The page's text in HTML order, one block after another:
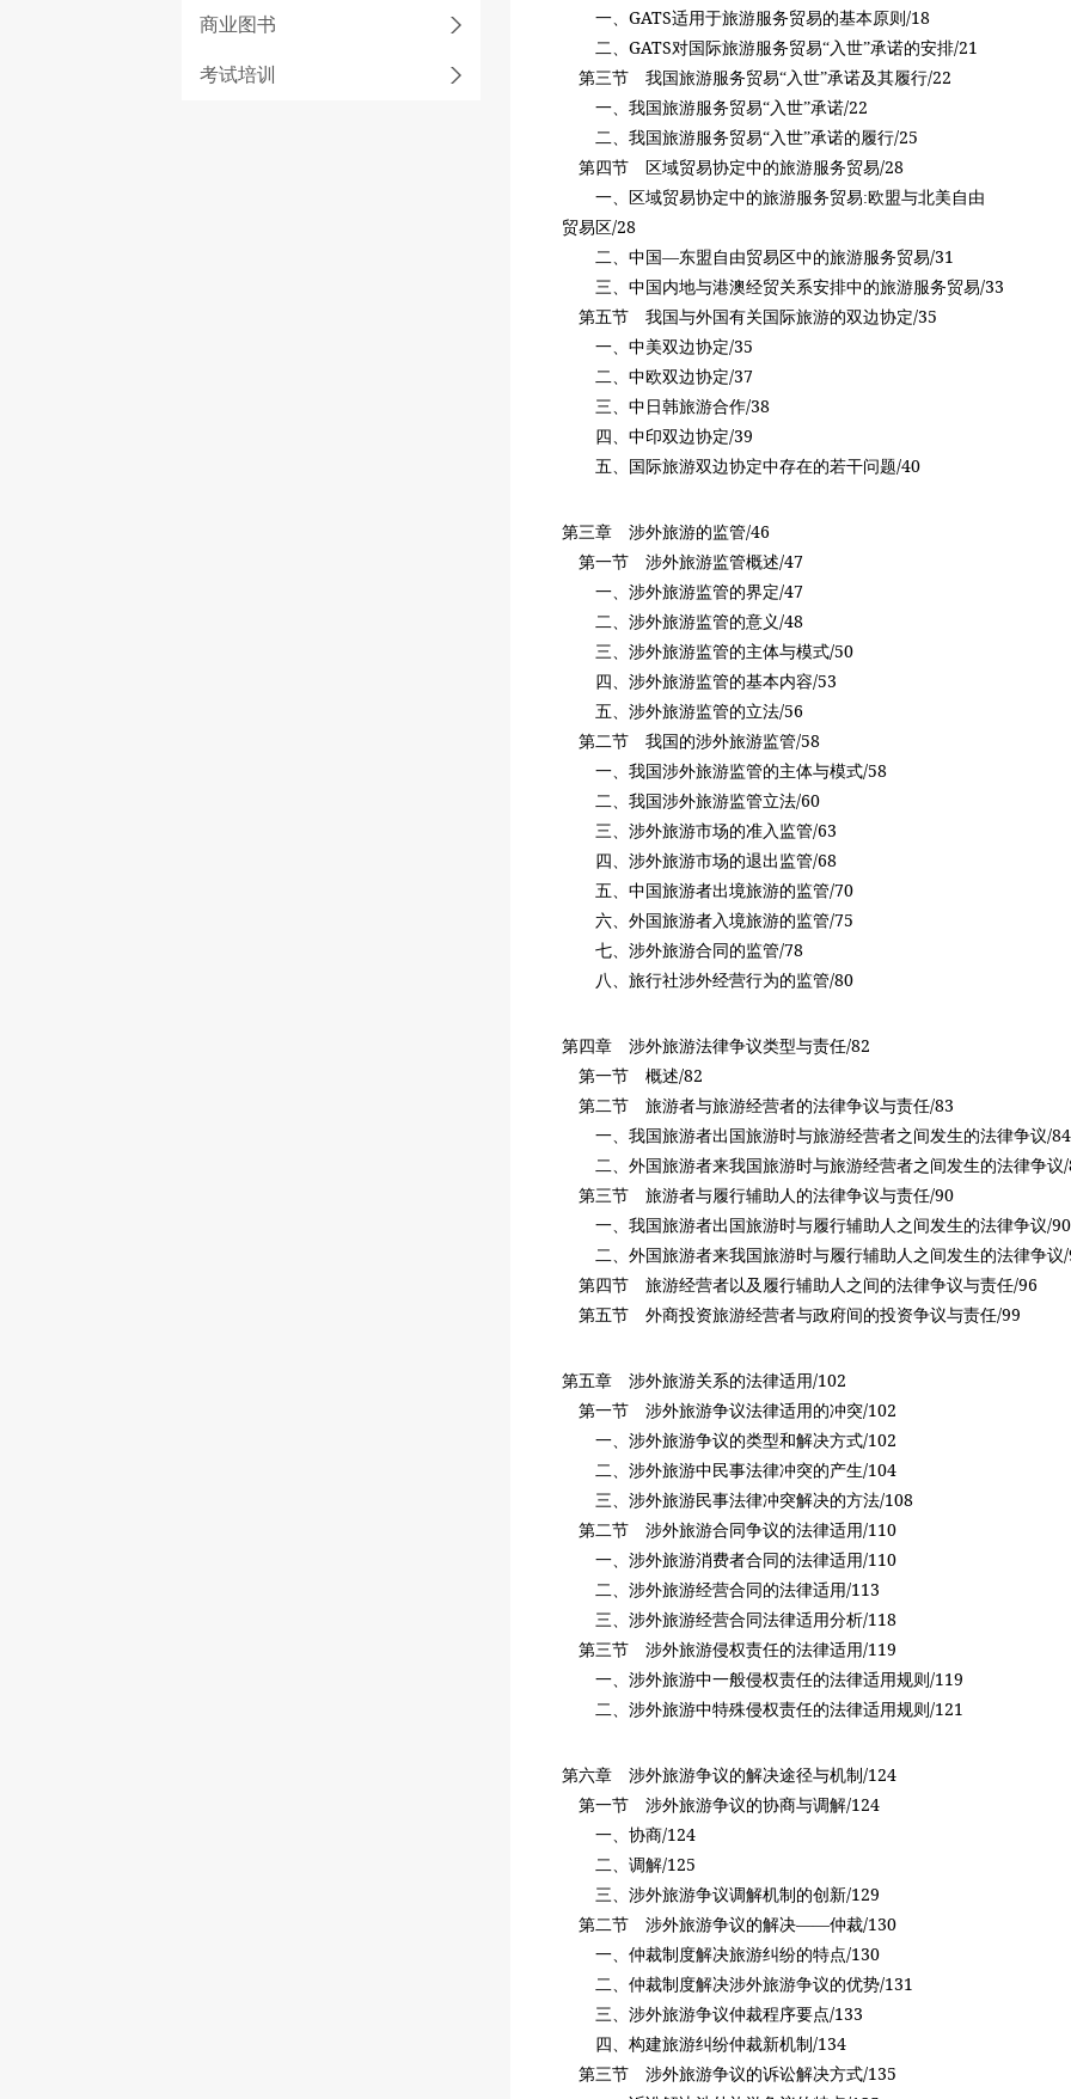
商业图书
考试培训
一、 GATS适用于旅游服务贸易的基本原则 /18
二、 GATS对国际旅游服务贸易“入世”承诺的安排/21
第三节 我国旅游服务贸易“入世”承诺及其履行/22
一、我国旅游服务贸易“入世”承诺/22
二、我国旅游服务贸易“入世”承诺的履行/25
第四节 区域贸易协定中的旅游服务贸易/28
一、区域贸易协定中的旅游服务贸易:欧盟与北美自由
贸易区/28
二、中国—东盟自由贸易区中的旅游服务贸易/31
三、中国内地与港澳经贸关系安排中的旅游服务贸易/33
第五节 我国与外国有关国际旅游的双边协定/35
一、中美双边协定/35
二、中欧双边协定/37
三、中日韩旅游合作/38
四、中印双边协定/39
五、国际旅游双边协定中存在的若干问题/40
第三章 涉外旅游的监管/46
第一节 涉外旅游监管概述/47
一、涉外旅游监管的界定/47
二、涉外旅游监管的意义/48
三、涉外旅游监管的主体与模式/50
四、涉外旅游监管的基本内容/53
五、涉外旅游监管的立法/56
第二节 我国的涉外旅游监管/58
一、我国涉外旅游监管的主体与模式/58
二、我国涉外旅游监管立法/60
三、涉外旅游市场的准入监管/63
四、涉外旅游市场的退出监管/68
五、中国旅游者出境旅游的监管/70
六、外国旅游者入境旅游的监管/75
七、涉外旅游合同的监管/78
八、旅行社涉外经营行为的监管/80
第四章 涉外旅游法律争议类型与责任/82
第一节 概述/82
第二节 旅游者与旅游经营者的法律争议与责任/83
一、我国旅游者出国旅游时与旅游经营者之间发生的法律争议/84
二、外国旅游者来我国旅游时与旅游经营者之间发生的法律争议
第三节 旅游者与履行辅助人的法律争议与责任/90
一、我国旅游者出国旅游时与履行辅助人之间发生的法律争议/90
二、外国旅游者来我国旅游时与履行辅助人之间发生的法律争议
第四节 旅游经营者以及履行辅助人之间的法律争议与责任/96
第五节 外商投资旅游经营者与政府间的投资争议与责任/99
第五章 涉外旅游关系的法律适用/102
第一节 涉外旅游争议法律适用的冲突/102
一、涉外旅游争议的类型和解决方式/102
二、涉外旅游中民事法律冲突的产生/104
三、涉外旅游民事法律冲突解决的方法/108
第二节 涉外旅游合同争议的法律适用/110
一、涉外旅游消费者合同的法律适用/110
二、涉外旅游经营合同的法律适用/113
三、涉外旅游经营合同法律适用分析/118
第三节 涉外旅游侵权责任的法律适用/119
一、涉外旅游中一般侵权责任的法律适用规则 /119
二、涉外旅游中特殊侵权责任的法律适用规则 /121
第六章 涉外旅游争议的解决途径与机制 /124
第一节 涉外旅游争议的协商与调解/124
一、协商/124
二、调解/125
三、涉外旅游争议调解机制的创新/129
第二节 涉外旅游争议的解决——仲裁/130
一、仲裁制度解决旅游纠纷的特点/130
二、仲裁制度解决涉外旅游争议的优势/131
三、涉外旅游争议仲裁程序要点/133
四、构建旅游纠纷仲裁新机制 /134
第三节 涉外旅游争议的诉讼解决方式/135